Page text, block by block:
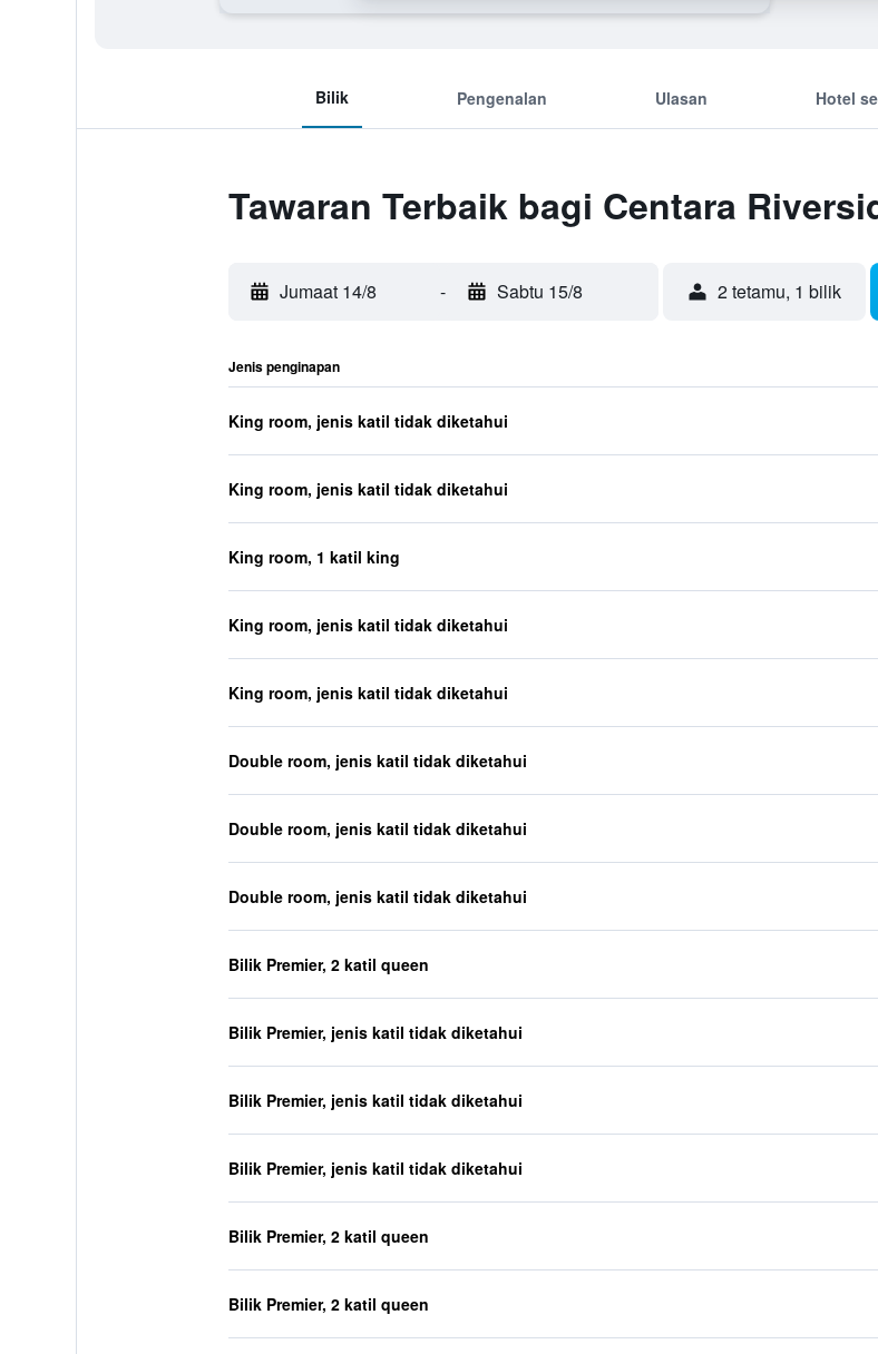
Bilik Pengenalan Ulasan Hotel
Tawaran Terbaik bagi Centara
Jumaat 14/8 - Sabtu 15/8 2 tetamu, 1 bilik
Jenis penginapan
King room, jenis katil tidak diketahui
King room, jenis katil tidak diketahui
King room, 1 katil king
King room, jenis katil tidak diketahui
King room, jenis katil tidak diketahui
Double room, jenis katil tidak diketahui
Double room, jenis katil tidak diketahui
Double room, jenis katil tidak diketahui
Bilik Premier, 2 katil queen
Bilik Premier, jenis katil tidak diketahui
Bilik Premier, jenis katil tidak diketahui
Bilik Premier, jenis katil tidak diketahui
Bilik Premier, 2 katil queen
Bilik Premier, 2 katil queen